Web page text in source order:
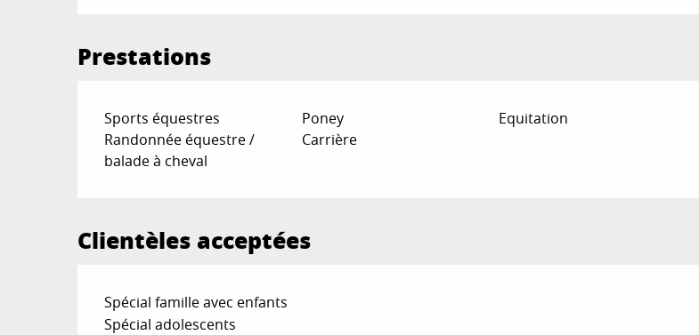
Prestations
Sports équestres Poney
Equitation
Randonnée équestre /
balade à cheval
Carrière
Clientèles acceptées
Spécial famille avec enfants
Spécial adolescents